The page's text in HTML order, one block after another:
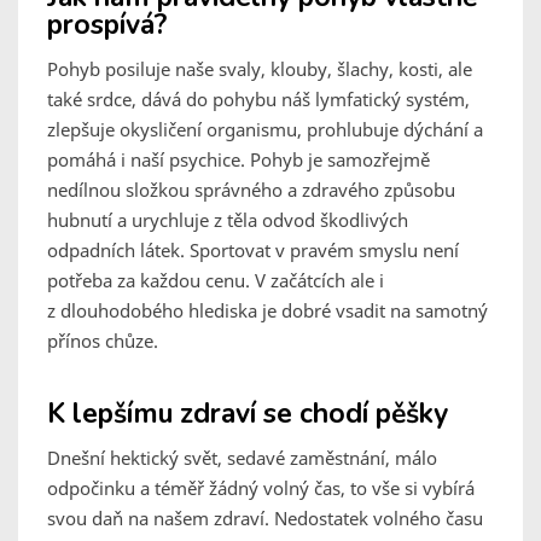
prospívá?
Pohyb posiluje naše svaly, klouby, šlachy, kosti, ale
také srdce, dává do pohybu náš lymfatický systém,
zlepšuje okysličení organismu, prohlubuje dýchání a
pomáhá i naší psychice. Pohyb je samozřejmě
nedílnou složkou správného a zdravého způsobu
hubnutí a urychluje z těla odvod škodlivých
odpadních látek. Sportovat v pravém smyslu není
potřeba za každou cenu. V začátcích ale i
z dlouhodobého hlediska je dobré vsadit na samotný
přínos chůze.
K lepšímu zdraví se chodí pěšky
Dnešní hektický svět, sedavé zaměstnání, málo
odpočinku a téměř žádný volný čas, to vše si vybírá
svou daň na našem zdraví. Nedostatek volného času